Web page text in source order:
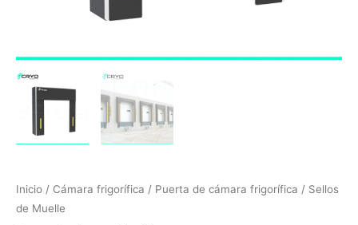
Inicio / Cámara frigorífica / Puerta de cámara frigorífica / Sellos
de Muelle